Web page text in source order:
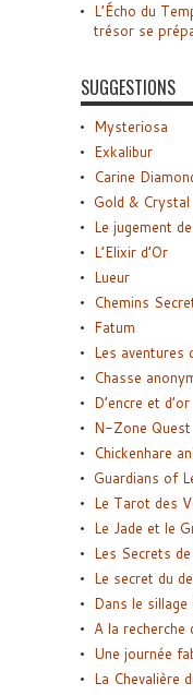
L’Écho du
trésor se
SUGGESTIONS
Mysteriosa
Exkalibur
Carine
Gold & Crystal
Le jugement
L’Elixir d’Or
Lueur
Chemins
Fatum
Les aventures
Chasse
D’encre et d’or
N-Zone Quest
Chickenhare
Guardians of
Le Tarot des
Le Jade et le
Les Secrets de
Le secret du
Dans le sillage
A la recherche
Une journée
La Chevalière